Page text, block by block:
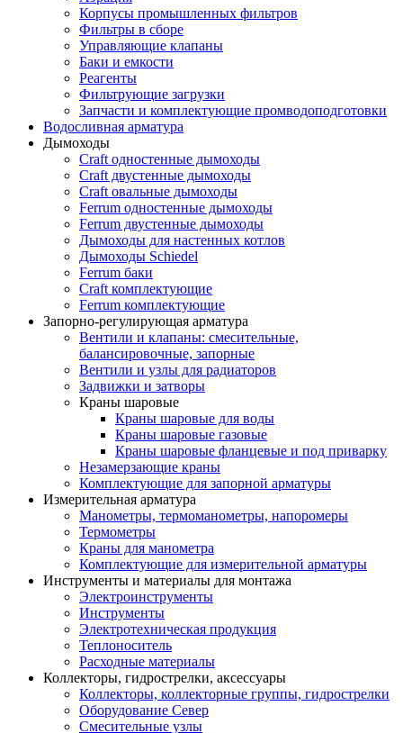
Корпусы промышленных фильтров
Фильтры в сборе
Управляющие клапаны
Баки и емкости
Реагенты
Фильтрующие загрузки
Запчасти и комплектующие промводоподготовки
Водосливная арматура
Дымоходы
Craft одностенные дымоходы
Craft двустенные дымоходы
Craft овальные дымоходы
Ferrum одностенные дымоходы
Ferrum двустенные дымоходы
Дымоходы для настенных котлов
Дымоходы Schiedel
Ferrum баки
Craft комплектующие
Ferrum комплектующие
Запорно-регулирующая арматура
Вентили и клапаны: смесительные,
балансировочные, запорные
Вентили и узлы для радиаторов
Задвижки и затворы
Краны шаровые
Краны шаровые для воды
Краны шаровые газовые
Краны шаровые фланцевые и под приварку
Незамерзающие краны
Комплектующие для запорной арматуры
Измерительная арматура
Манометры, термоманометры, напоромеры
Термометры
Краны для манометра
Комплектующие для измерительной арматуры
Инструменты и материалы для монтажа
Электроинструменты
Инструменты
Электротехническая продукция
Теплоноситель
Расходные материалы
Коллекторы, гидрострелки, аксессуары
Коллекторы, коллекторные группы, гидрострелки
Оборудование Север
Смесительные узлы